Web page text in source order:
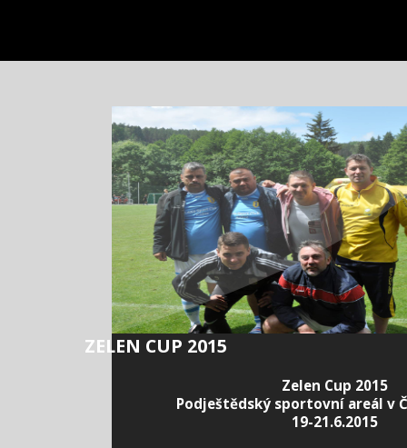
ZELEN CUP 2015
Zelen Cup 2015
Podještědský sportovní areál v
19-21.6.2015